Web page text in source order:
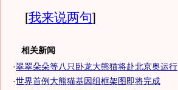
[我来说两句]
相关新闻
·翠翠朵朵等八只卧龙大熊猫将赴北京奥运行
·世界首例大熊猫基因组框架图即将完成